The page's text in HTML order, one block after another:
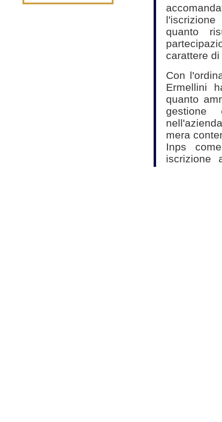
quanto
carattere
Con
Ermellini
quanto
gestione
mera
Inps
iscrizione